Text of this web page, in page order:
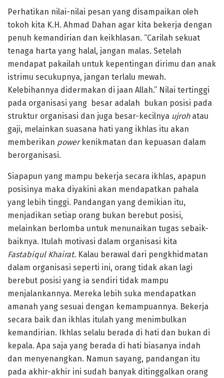
Perhatikan nilai-nilai pesan yang disampaikan oleh
tokoh kita K.H. Ahmad Dahan agar kita bekerja dengan
penuh kemandirian dan keikhlasan. “Carilah sekuat
tenaga harta yang halal, jangan malas. Setelah
mendapat pakailah untuk kepentingan dirimu dan anak
istrimu secukupnya, jangan terlalu mewah.
Kelebihannya didermakan di jaan Allah.” Nilai tertinggi
pada organisasi yang besar adalah bukan posisi pada
struktur organisasi dan juga besar-kecilnya ujroh atau
gaji, melainkan suasana hati yang ikhlas itu akan
memberikan power kenikmatan dan kepuasan dalam
berorganisasi.
Siapapun yang mampu bekerja secara ikhlas, apapun
posisinya maka diyakini akan mendapatkan pahala
yang lebih tinggi. Pandangan yang demikian itu,
menjadikan setiap orang bukan berebut posisi,
melainkan berlomba untuk menunaikan tugas sebaik-
baiknya. Itulah motivasi dalam organisasi kita
Fastabiqul Khairat. Kalau berawal dari pengkhidmatan
dalam organisasi seperti ini, orang tidak akan lagi
berebut posisi yang ia sendiri tidak mampu
menjalankannya. Mereka lebih suka mendapatkan
amanah yang sesuai dengan kemampuannya. Bekerja
secara baik dan ikhlas itulah yang menimbulkan
kemandirian. Ikhlas selalu berada di hati dan bukan di
kepala. Apa saja yang berada di hati biasanya indah
dan menyenangkan. Namun sayang, pandangan itu
pada akhir-akhir ini sudah banyak ditinggalkan orang